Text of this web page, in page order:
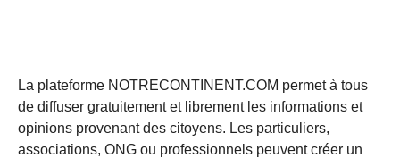
La plateforme NOTRECONTINENT.COM permet à tous
de diffuser gratuitement et librement les informations et
opinions provenant des citoyens. Les particuliers,
associations, ONG ou professionnels peuvent créer un